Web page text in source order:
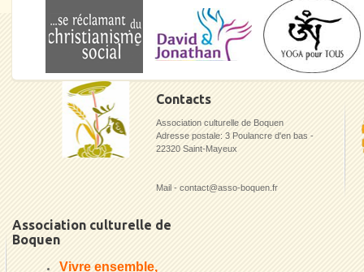
Contacts
Association culturelle de Boquen
Adresse postale: 3 Poulancre d'en bas -
22320 Saint-Mayeux
Mail - contact@asso-boquen.fr
Association culturelle de
Boquen
Vivre ensemble,